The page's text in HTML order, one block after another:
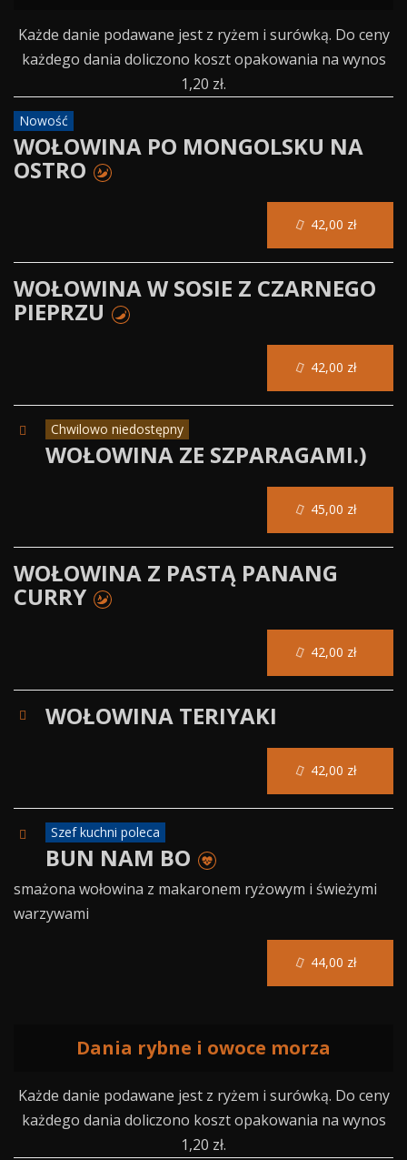
Każde danie podawane jest z ryżem i surówką. Do ceny
każdego dania doliczono koszt opakowania na wynos
1,20 zł.
Nowość
WOŁOWINA PO MONGOLSKU NA
OSTRO
WOŁOWINA W SOSIE Z CZARNEGO
PIEPRZU
Chwilowo niedostępny
WOŁOWINA ZE SZPARAGAMI.)
WOŁOWINA Z PASTĄ PANANG
CURRY
WOŁOWINA TERIYAKI
Szef kuchni poleca
BUN NAM BO
smażona wołowina z makaronem ryżowym i świeżymi
warzywami
Dania rybne i owoce morza
Każde danie podawane jest z ryżem i surówką. Do ceny
każdego dania doliczono koszt opakowania na wynos
1,20 zł.